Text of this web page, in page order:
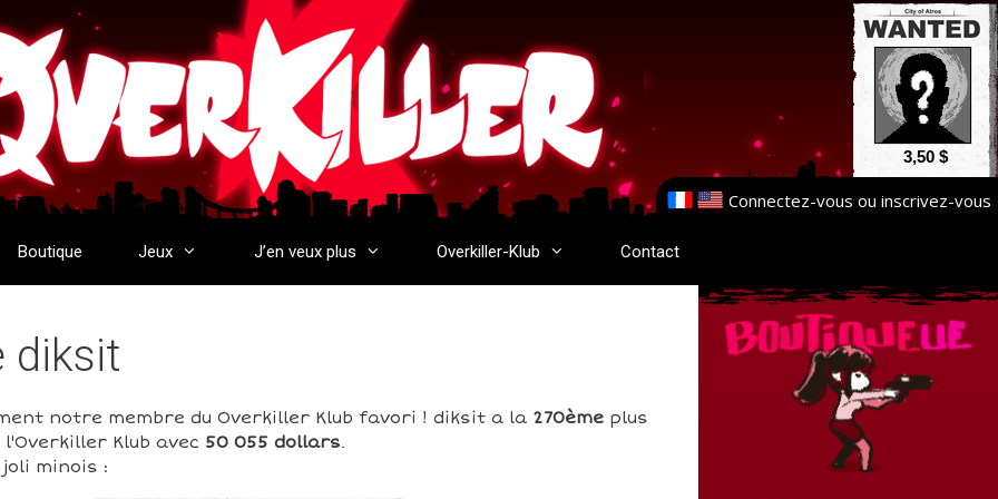
3,50 $
Connectez-vous ou inscrivez-vous
Boutique Jeux J’en veux plus Overkiller-Klub Contact
diksit
notre membre du Overkiller Klub favori ! diksit a la 270èmeplus
Klub avec 50 055 dollars.
minois :